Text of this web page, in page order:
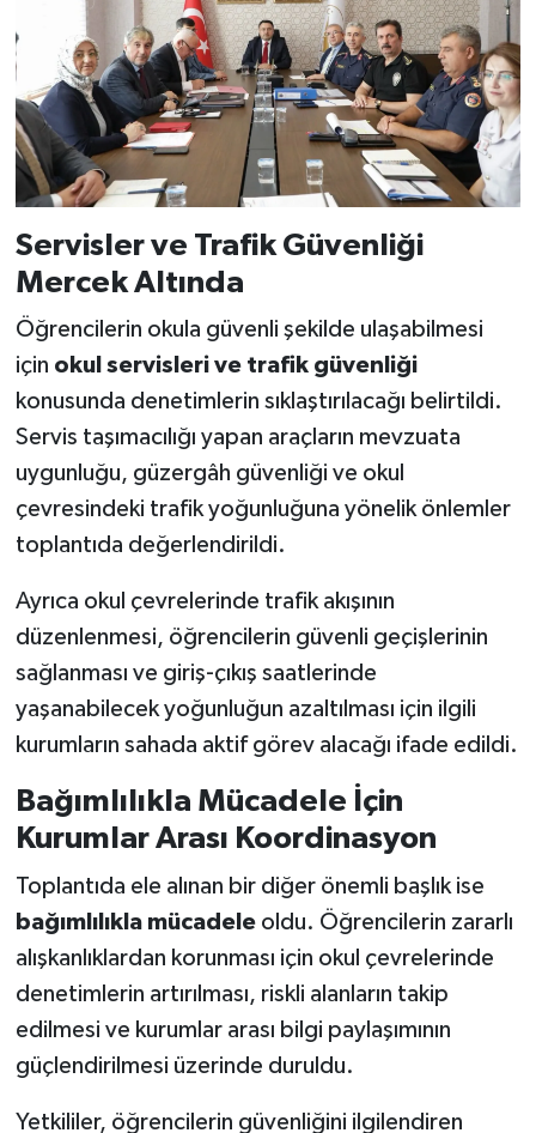
Servisler ve Trafik Güvenliği
Mercek Altında
Öğrencilerin okula güvenli şekilde ulaşabilmesi
için okul servisleri ve trafik güvenliği
konusunda denetimlerin sıklaştırılacağı belirtildi.
Servis taşımacılığı yapan araçların mevzuata
uygunluğu, güzergâh güvenliği ve okul
çevresindeki trafik yoğunluğuna yönelik önlemler
toplantıda değerlendirildi.
Ayrıca okul çevrelerinde trafik akışının
düzenlenmesi, öğrencilerin güvenli geçişlerinin
sağlanması ve giriş-çıkış saatlerinde
yaşanabilecek yoğunluğun azaltılması için ilgili
kurumların sahada aktif görev alacağı ifade edildi.
Bağımlılıkla Mücadele İçin
Kurumlar Arası Koordinasyon
Toplantıda ele alınan bir diğer önemli başlık ise
bağımlılıkla mücadeleoldu. Öğrencilerin zararlı
alışkanlıklardan korunması için okul çevrelerinde
denetimlerin artırılması, riskli alanların takip
edilmesi ve kurumlar arası bilgi paylaşımının
güçlendirilmesi üzerinde duruldu.
Yetkililer, öğrencilerin güvenliğini ilgilendiren